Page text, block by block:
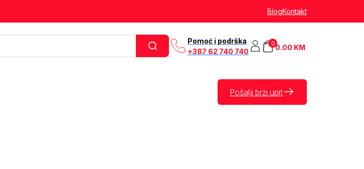
BlogKontakt
Pomoć i podrška
+387 62 740 740
0.00 KM
0
Pošalji brzi upit